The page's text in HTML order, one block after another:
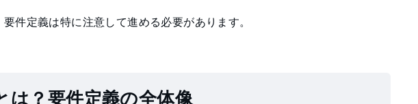
件定義は特に注意して進める必要があります。
は？要件定義の全体像